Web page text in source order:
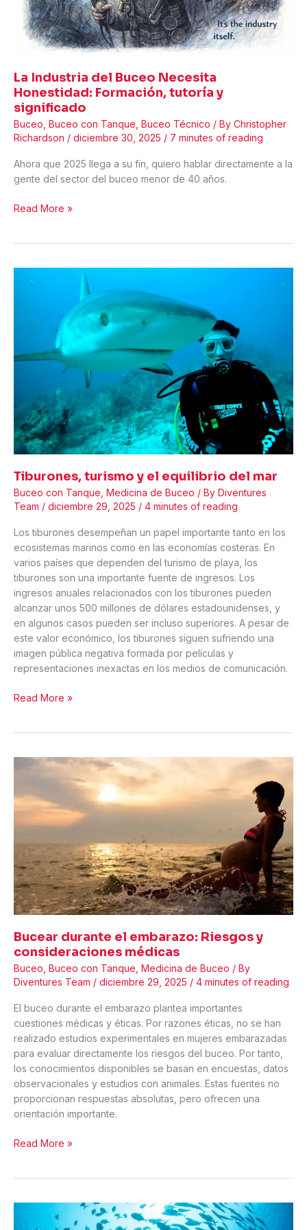
La Industria del Buceo Necesita
Honestidad: Formación, tutoría y
significado
Buceo Buceo con Tanque Buceo Técnico / By Christopher
Richardson / diciembre 30, 2025 / 7 minutes of reading
Ahora que 2025 llega a su fin, quiero hablar directamente a la
gente del sector del buceo menor de 40 años.
La
Necesita
Honestidad:
significado
Read More »
Tiburones, turismo y el equilibrio del mar
Buceo con Tanque, Medicina de Buceo / By Diventures
Team / diciembre 29, 2025 / 4 minutes of reading
Los tiburones desempeñan un papel importante tanto en los
ecosistemas marinos como en las economías costeras. En
varios países que dependen del turismo de playa, los
tiburones son una importante fuente de ingresos. Los
ingresos anuales relacionados con los tiburones pueden
alcanzar unos 500 millones de dólares estadounidenses, y
en algunos casos pueden ser incluso superiores. A pesar de
este valor económico, los tiburones siguen sufriendo una
imagen pública negativa formada por películas y
representaciones inexactas en los medios de comunicación.
Tiburones,
equilibrio
Read More »
Bucear durante el embarazo: Riesgos y
consideraciones médicas
Buceo, Buceo con Tanque, Medicina de Buceo / By
Diventures Team / diciembre 29, 2025 / 4 minutes of reading
El buceo durante el embarazo plantea importantes
cuestiones médicas y éticas. Por razones éticas, no se han
realizado estudios experimentales en mujeres embarazadas
para evaluar directamente los riesgos del buceo. Por tanto,
los conocimientos disponibles se basan en encuestas, datos
observacionales y estudios con animales. Estas fuentes no
proporcionan respuestas absolutas, pero ofrecen una
orientación importante.
Bucear
Riesgos
Read More »